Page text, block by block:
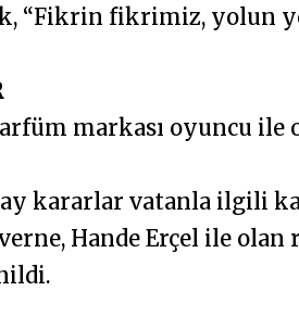
“Fikrin fikrimiz, yolun
markası oyuncu
kararlar vatanla ilgili
Hande Erçel ile